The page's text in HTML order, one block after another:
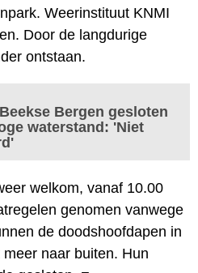
Weerinstituut KNMI
Door de langdurige
ontstaan.
Bergen gesloten
waterstand: 'Niet
welkom, vanaf 10.00
genomen vanwege
de doodshoofdapen in
naar buiten. Hun